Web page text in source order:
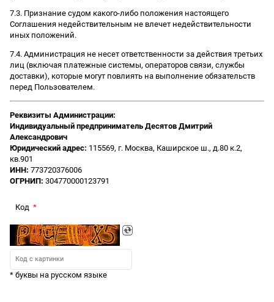
7.3. Признание судом какого-либо положения настоящего
Соглашения недействительным не влечет недействительности
иных положений.
7.4. Администрация не несет ответственности за действия третьих
лиц (включая платежные системы, операторов связи, службы
доставки), которые могут повлиять на выполнение обязательств
перед Пользователем.
Реквизиты Администрации:
Индивидуальный предприниматель Десятов Дмитрий
Александрович
Юридический адрес: 115569, г. Москва, Каширское ш., д.80 к.2,
кв.901
ИНН: 773720376006
ОГРНИП: 304770000123791
Код
* буквы на русском языке